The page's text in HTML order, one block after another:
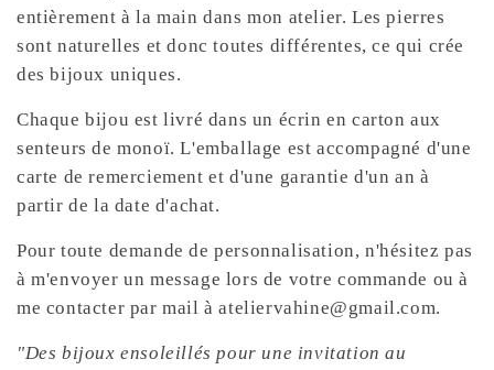
entièrement à la main dans mon atelier. Les pierres
sont naturelles et donc toutes différentes, ce qui crée
des bijoux uniques.
Chaque bijou est livré dans un écrin en carton aux
senteurs de monoï. L'emballage est accompagné d'une
carte de remerciement et d'une garantie d'un an à
partir de la date d'achat.
Pour toute demande de personnalisation, n'hésitez pas
à m'envoyer un message lors de votre commande ou à
me contacter par mail à ateliervahine@gmail.com.
"Des bijoux ensoleillés pour une invitation au